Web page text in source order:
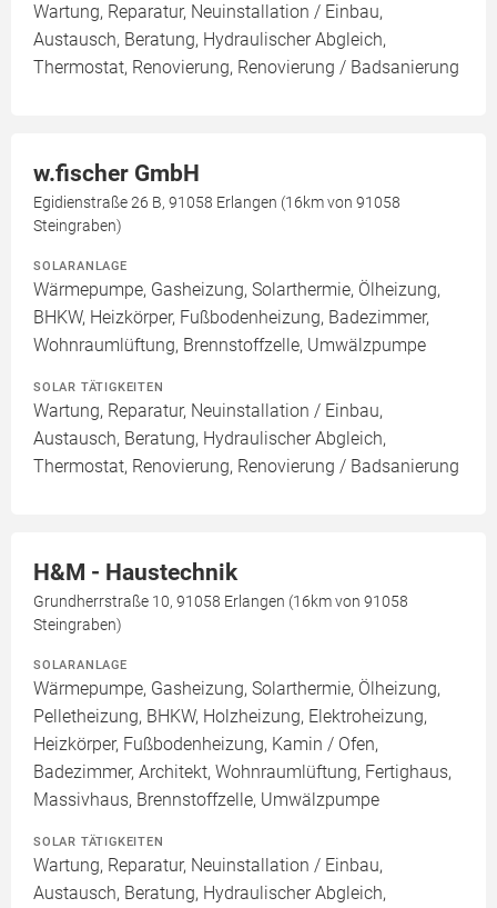
Wartung, Reparatur, Neuinstallation / Einbau,
Austausch, Beratung, Hydraulischer Abgleich,
Thermostat, Renovierung, Renovierung / Badsanierung
w.fischer GmbH
Egidienstraße 26 B, 91058 Erlangen (16km von 91058
Steingraben)
SOLARANLAGE
Wärmepumpe, Gasheizung, Solarthermie, Ölheizung,
BHKW, Heizkörper, Fußbodenheizung, Badezimmer,
Wohnraumlüftung, Brennstoffzelle, Umwälzpumpe
SOLAR TÄTIGKEITEN
Wartung, Reparatur, Neuinstallation / Einbau,
Austausch, Beratung, Hydraulischer Abgleich,
Thermostat, Renovierung, Renovierung / Badsanierung
H&M - Haustechnik
Grundherrstraße 10, 91058 Erlangen (16km von 91058
Steingraben)
SOLARANLAGE
Wärmepumpe, Gasheizung, Solarthermie, Ölheizung,
Pelletheizung, BHKW, Holzheizung, Elektroheizung,
Heizkörper, Fußbodenheizung, Kamin / Ofen,
Badezimmer, Architekt, Wohnraumlüftung, Fertighaus,
Massivhaus, Brennstoffzelle, Umwälzpumpe
SOLAR TÄTIGKEITEN
Wartung, Reparatur, Neuinstallation / Einbau,
Austausch, Beratung, Hydraulischer Abgleich,